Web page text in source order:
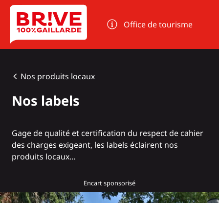
Panneau de gestion des cookies
Office de tourisme
Nos produits locaux
Nos labels
Gage de qualité et certification du respect de cahier
des charges exigeant, les labels éclairent nos
produits locaux…